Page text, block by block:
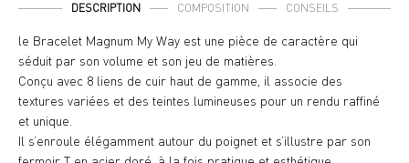
DESCRIPTION COMPOSITION CONSEILS
le Bracelet Magnum My Way est une pièce de caractère qui
séduit par son volume et son jeu de matières.
Conçu avec 8 liens de cuir haut de gamme, il associe des
textures variées et des teintes lumineuses pour un rendu raffiné
et unique.
Il s’enroule élégamment autour du poignet et s’illustre par son